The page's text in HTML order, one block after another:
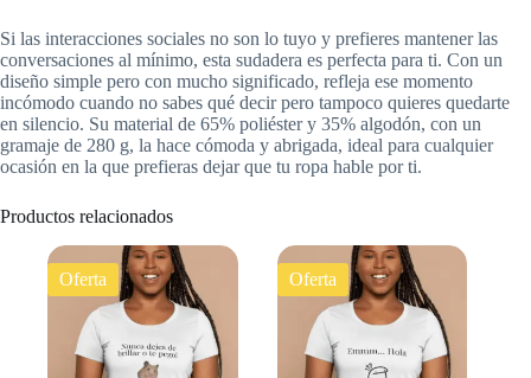
Si las interacciones sociales no son lo tuyo y prefieres mantener las
conversaciones al mínimo, esta sudadera es perfecta para ti. Con un
diseño simple pero con mucho significado, refleja ese momento
incómodo cuando no sabes qué decir pero tampoco quieres quedarte
en silencio. Su material de 65% poliéster y 35% algodón, con un
gramaje de 280 g, la hace cómoda y abrigada, ideal para cualquier
ocasión en la que prefieras dejar que tu ropa hable por ti.
Productos relacionados
Oferta Oferta